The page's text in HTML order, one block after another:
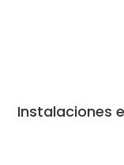
Instalaciones